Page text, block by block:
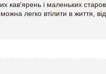
кав'ярень і маленьких
легко втілити в життя,